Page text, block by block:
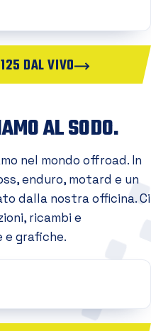
DAL VIVO
AL SODO.
nel mondo offroad. In
enduro, motard e un
dalla nostra officina. Ci
ricambi e
e grafiche.